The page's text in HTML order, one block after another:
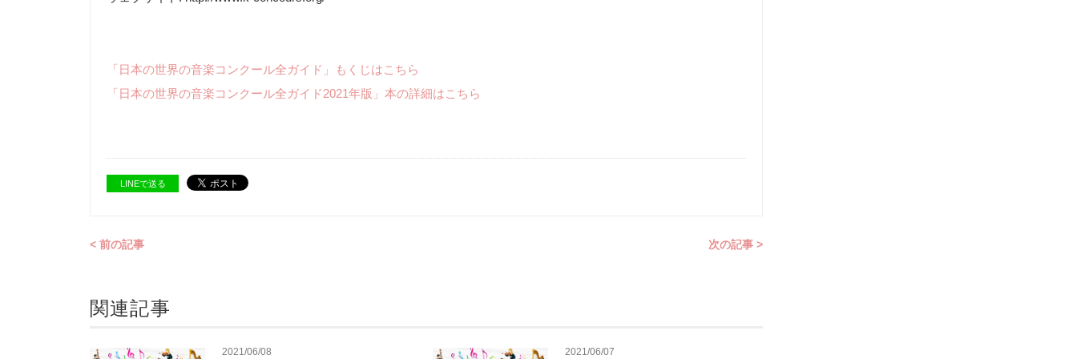
「日本の世界の音楽コンクール全ガイド」もくじはこちら
「日本の世界の音楽コンクール全ガイド2021年版」本の詳細はこちら
LINEで送る
< 前の記事 次の記事 >
関連記事
2021/06/08 2021/06/07